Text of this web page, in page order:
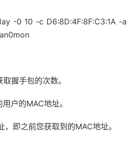
-0 10 -c D6:8D:4F:8F:C3:1A -a
握手包的次数。
户的MAC地址。
即之前您获取到的MAC地址。